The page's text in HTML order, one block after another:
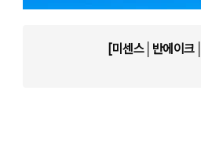
[미센스│반에이